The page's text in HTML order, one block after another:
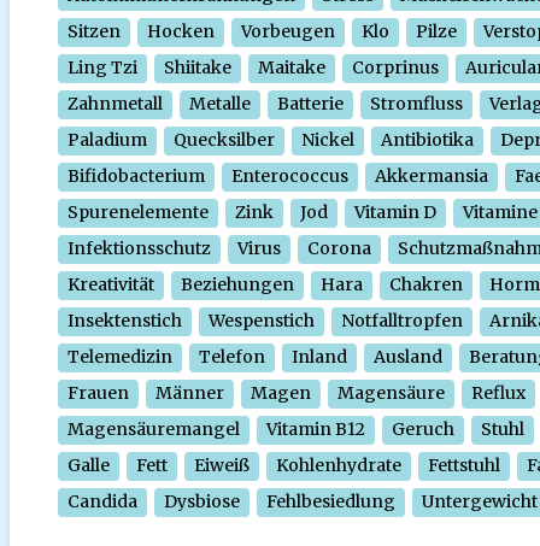
Sitzen
Hocken Vorbeugen Klo Pilze
Ling Tzi
Shiitake Maitake Corprinus
Zahnmetall
Metalle Batterie Stromfluss
Paladium
Quecksilber Nickel Antibiotika
Bifidobacterium
Enterococcus Akkermansia
Spurenelemente
Zink Jod Vitamin D
Vitamine
Infektionsschutz
Virus Corona
Kreativität
Beziehungen Hara Chakren
Insektenstich
Wespenstich Notfalltropfen
Telemedizin
Telefon Inland Ausland
Frauen
Männer Magen Magensäure
Reflux
Magensäuremangel
Vitamin B12 Geruch
Stuhl
Galle
Fett Eiweiß Kohlenhydrate Fettstuhl
Candida
Dysbiose Fehlbesiedlung Untergewicht